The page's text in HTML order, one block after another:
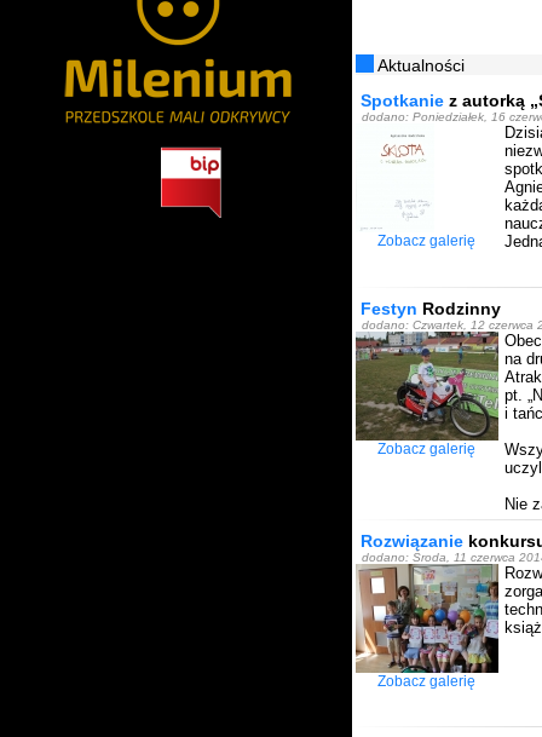
Aktualności
Spotkanie z autorką
dodano: Poniedziałek, 16
Zobacz galerię
Festyn Rodzinny
dodano: Czwartek, 12 czerwca
Zobacz galerię
na
pt.
i
Nie
Rozwiązanie
dodano: Środa, 11 czerwca
Zobacz galerię